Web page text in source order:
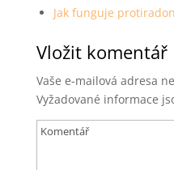
Jak funguje
Vložit komentář
Vaše e-mailová adresa
Vyžadované informace